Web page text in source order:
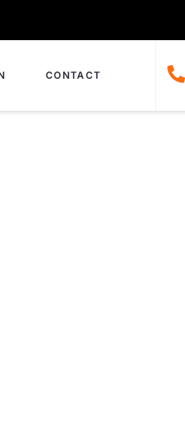
CONTACT